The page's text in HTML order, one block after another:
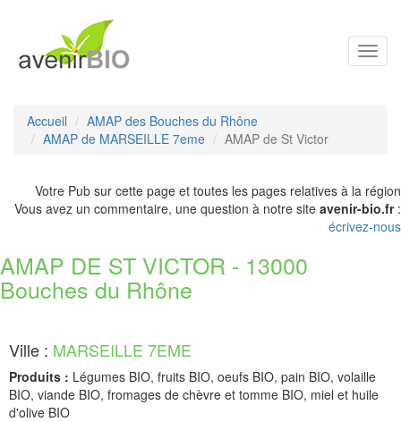
Accueil
AMAP des Bouches du Rhône
AMAP de MARSEILLE 7eme
AMAP de St Victor
Votre Pub sur cette page et toutes les pages relatives à la région
Vous avez un commentaire, une question à notre site avenir-bio.fr:
écrivez-nous
AMAP DE ST VICTOR - 13000
Bouches du Rhône
Ville : MARSEILLE 7EME
Produits : Légumes BIO, fruits BIO, oeufs BIO, pain BIO, volaille
BIO, viande BIO, fromages de chèvre et tomme BIO, miel et huile
d'olive BIO